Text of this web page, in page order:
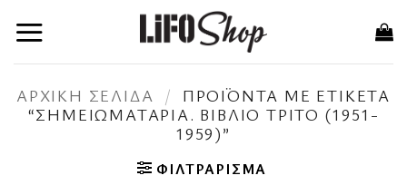
στο
ΑΡΧΙΚΉ ΣΕΛΊΔΑ /
ΠΡΟΪΌΝΤΑ ΜΕ ΕΤΙΚΈΤΑ
“ΣΗΜΕΙΩΜΑΤΆΡΙΑ. ΒΙΒΛΊΟ ΤΡΊΤΟ (1951-
1959)”
ΦΙΛΤΡΆΡΙΣΜΑ